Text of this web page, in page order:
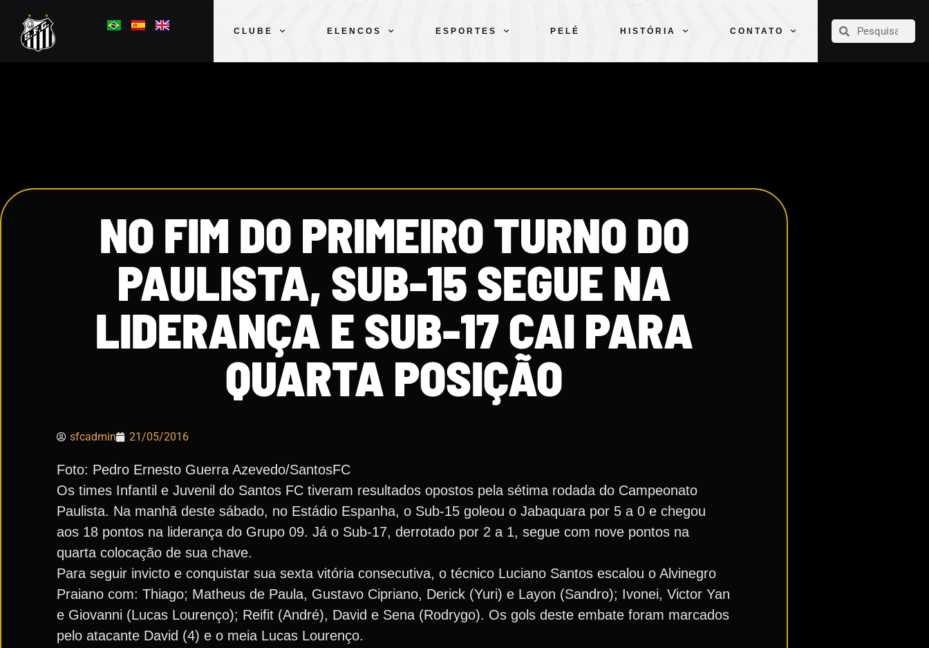
CLUBE ELENCOS ESPORTES PELÉ HISTÓRIA CONTATO
CLUBE
NO FIM DO PRIMEIRO TURNO DO
PAULISTA, SUB-15 SEGUE NA
LIDERANÇA E SUB-17 CAI PARA
QUARTA POSIÇÃO
sfcadmin 21/05/2016
Foto: Pedro Ernesto Guerra Azevedo/SantosFC
Os times Infantil e Juvenil do Santos FC tiveram resultados opostos pela sétima rodada do Campeonato
Paulista. Na manhã deste sábado, no Estádio Espanha, o Sub-15 goleou o Jabaquara por 5 a 0 e chegou
aos 18 pontos na liderança do Grupo 09. Já o Sub-17, derrotado por 2 a 1, segue com nove pontos na
quarta colocação de sua chave.
Para seguir invicto e conquistar sua sexta vitória consecutiva, o técnico Luciano Santos escalou o Alvinegro
Praiano com: Thiago; Matheus de Paula, Gustavo Cipriano, Derick (Yuri) e Layon (Sandro); Ivonei, Victor Yan
e Giovanni (Lucas Lourenço); Reifit (André), David e Sena (Rodrygo). Os gols deste embate foram marcados
pelo atacante David (4) e o meia Lucas Lourenço.